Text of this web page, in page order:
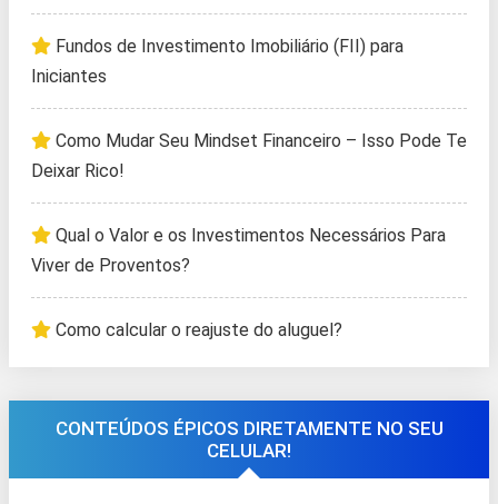
Fundos de Investimento Imobiliário (FII) para
Iniciantes
Como Mudar Seu Mindset Financeiro – Isso Pode Te
Deixar Rico!
Qual o Valor e os Investimentos Necessários Para
Viver de Proventos?
Como calcular o reajuste do aluguel?
CONTEÚDOS ÉPICOS DIRETAMENTE NO SEU
CELULAR!